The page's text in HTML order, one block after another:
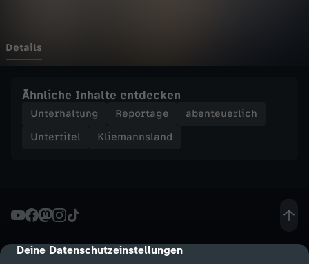
cmp-dialog-description
Deine Datenschutzeinstellungen
d
C
p
e
Details
Ähnliche Inhalte entdecken
Unterhaltung Reportage
abenteuerlich
Untertitel
Kliemannsland